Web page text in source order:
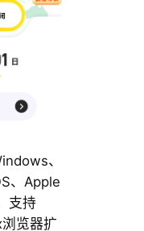
、
、Apple
支持
览器扩